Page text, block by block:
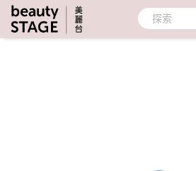
探索
首頁/ 護膚 / 煥白淡斑